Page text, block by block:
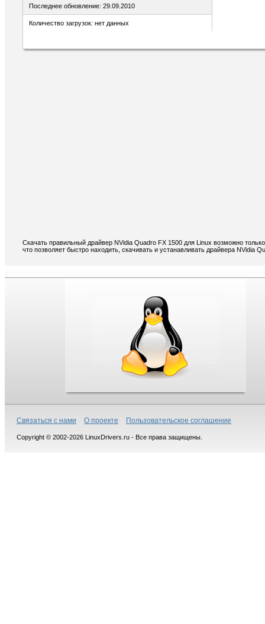
Последнее обновление: 29.09.2010
Количество загрузок: нет данных
Скачать правильный драйвер NVidia Quadro FX 1500 для Linux возможно
что позволяет быстро находить, скачивать и устанавливать драйвера NVidia
Связаться с нами О проекте Пользовательское соглашение
Copyright © 2002-2026 LinuxDrivers.ru - Все права защищены.